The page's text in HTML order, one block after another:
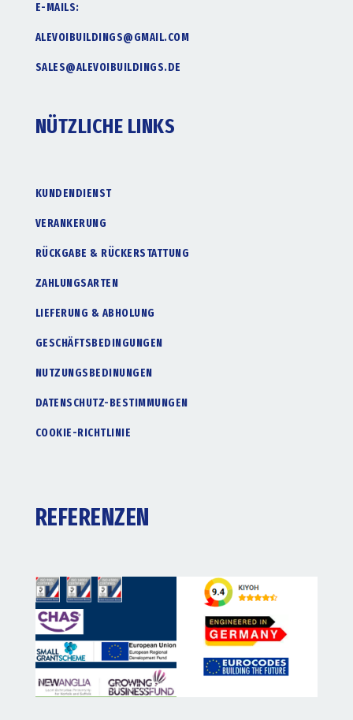
E-MAILS:
ALEVOIBUILDINGS@GMAIL.COM
SALES@ALEVOIBUILDINGS.DE
NÜTZLICHE LINKS
KUNDENDIENST
VERANKERUNG
RÜCKGABE & RÜCKERSTATTUNG
ZAHLUNGSARTEN
LIEFERUNG & ABHOLUNG
GESCHÄFTSBEDINGUNGEN
NUTZUNGSBEDINUNGEN
DATENSCHUTZ-BESTIMMUNGEN
COOKIE-RICHTLINIE
REFERENZEN